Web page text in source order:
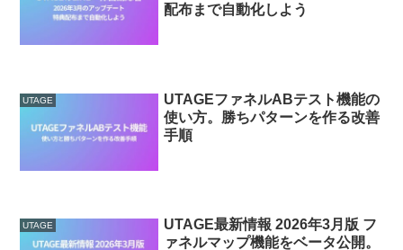
配布まで自動化しよう
UTAGE
UTAGEファネルABテスト機能の
使い方。勝ちパターンを作る改善
手順
UTAGE
UTAGE最新情報 2026年3月版 フ
ァネルマップ機能をベータ公開。